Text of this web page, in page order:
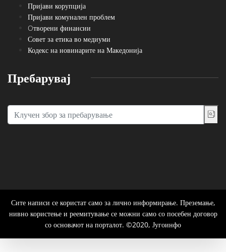
Пријави корупција
Пријави комунален проблем
Oтворени финансии
Совет за етика во медиуми
Кодекс на новинарите на Македонија
Пребарувај
Сите написи се користат само за лично информирање. Преземање,
нивно користење и реемитување се можни само со посебен договор
со основачот на порталот. ©2020, Југоинфо